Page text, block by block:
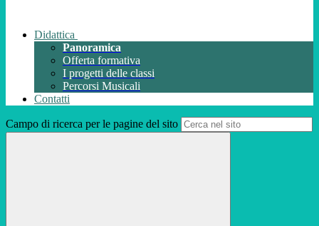
Didattica
Panoramica
Offerta formativa
I progetti delle classi
Percorsi Musicali
Contatti
Campo di ricerca per le pagine del sito